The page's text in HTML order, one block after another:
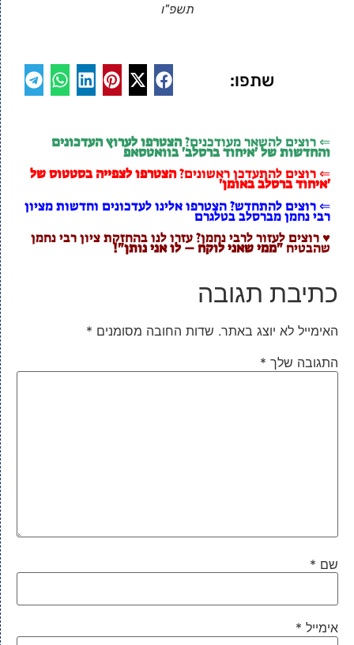
תשפ"ו
שתפו:
⇐ רוצים להשאר מעודכנים?הצטרפו לערוץ העדכונים
והחדשות של 'איחוד ברסלב' בוואטסאפ
⇐ רוצים להתעדכן ראשונים?הצטרפו לצפייה בסטטוס של
'איחוד ברסלב באומן'
⇐ רוצים להתחדש? הצטרפו אלינו לעדכונים וחדשות מציון
רבי נחמן מברסלב בטלגרם
♥ רוצים לעזור לרבי נחמן? עזרו לנו בהחזקת ציון רבי נחמן
שהבטיח"ממי שאני לוקח – לו אני נותן"!
כתיבת תגובה
האימייל לא יוצג באתר. שדות החובה מסומנים *
התגובה שלך *
שם *
אימייל *